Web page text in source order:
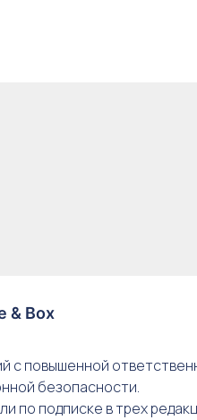
& Box
с повышенной
безопасности.
по подписке в трех